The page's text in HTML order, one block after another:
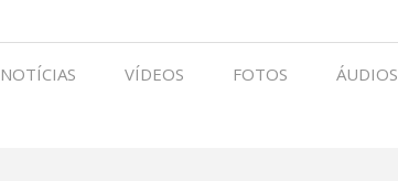
NOTÍCIAS VÍDEOS FOTOS ÁUDIOS